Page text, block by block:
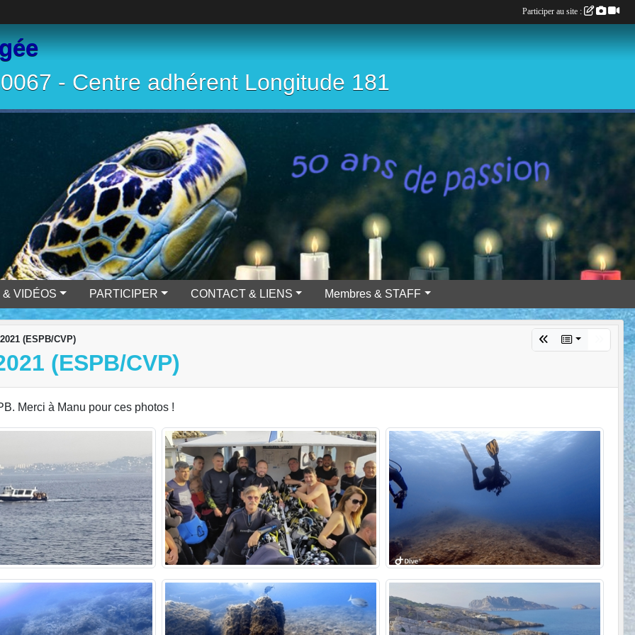
- Centre adhérent Longitude 181
VIDÉOS PARTICIPER CONTACT & LIENS Membres & STAFF
(ESPB/CVP)
(ESPB/CVP)
Merci à Manu pour ces photos !
Participer au site :